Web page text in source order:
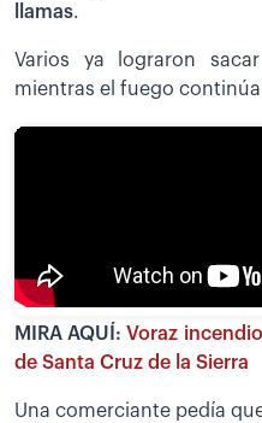
llamas.
Varios ya lograron
mientras el fuego
MIRA AQUÍ:Voraz
de Santa Cruz de la Sierra
Una comerciante pedía